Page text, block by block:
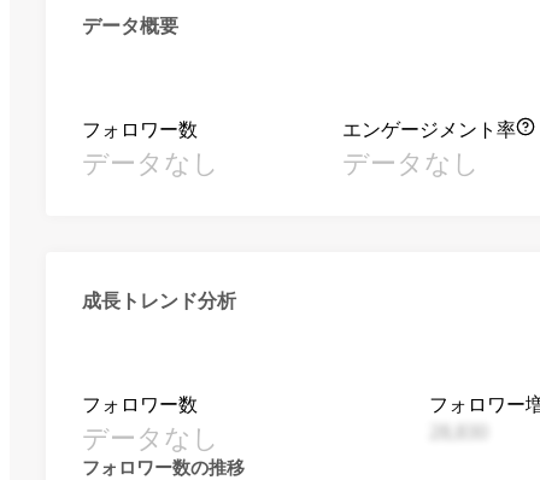
データ概要
フォロワー数
データなし
エンゲージメント率
データなし
成長トレンド分析
フォロワー数
データなし
フォロワー
フォロワー数の推移